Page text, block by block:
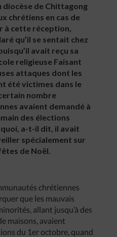
de Chittagong
chrétiens en cas de
à cette réception,
qu’il se sentait chez
avait reçu sa
religieuse Faisant
attaques dont les
été victimes dans le
nombre
avaient demandé à
des élections
a-t-il dit, il avait
spécialement sur
de Noël.
chrétiennes
que les mauvais
allant jusqu’à des
maisons, avaient
du 1er octobre, quand